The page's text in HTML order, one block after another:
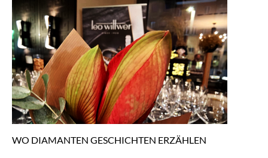
WO DIAMANTEN GESCHICHTEN ERZÄHLEN